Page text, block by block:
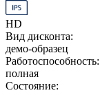
HD
Вид дисконта:
демо-образец
Работоспособность:
полная
Состояние: